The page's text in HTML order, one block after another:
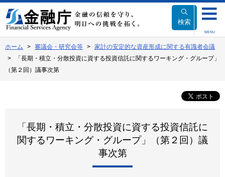
文
へ
動
検索
MENU
ホーム 審議会・研究会等
家計の安定的な資産形成に関する有識者会議
「長期・積立・分散投資に資する投資信託に関するワーキング・グループ」
（第２回）議事次第
「長期・積立・分散投資に資する投資信託に
関するワーキング・グループ」（第２回）議
事次第